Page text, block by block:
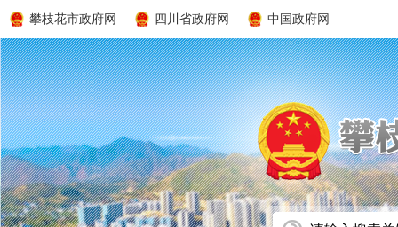
攀枝花市政府网 四川省政府网 中国政府网